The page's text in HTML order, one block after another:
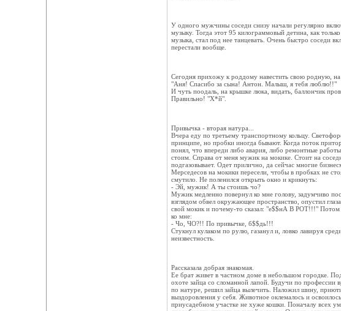
У одного мужчины соседи снизу начали регулярно
музыку. Тогда этот 95 килограммовый детина, как
музыка, стал под нее танцевать. Очень быстро соседи
перестали вообще.
Сегодня прихожу к роддому навестить свою родную,
"Аня! Спасибо за сына! Антон. Малыш, я тебя люблю!!"
И чуть поодаль, на крышке люка, видать, баллончик
Правильно! "Х*й".
Привычка - вторая натура...
Вчера еду по третьему транспортному кольцу.
принципе, но пробки иногда бывают. Когда поток
понял, что впереди либо авария, либо ремонтные
стоим. Справа от меня мужик на мокике. Стоит на
подгазовывает. Одет прилично, да сейчас многие
Мерседесов на мокики пересели, чтобы в пробках не
смутило. Не поленился открыть окно и крикнуть:
- Эй, мужик! А ты стоишь чо?
Мужик медленно повернул ко мне голову, задумчиво
взглядом обвел окружающее пространство, опустил
свой мокик и почему-то сказал: "е$$нА В РОТ!!!" Потом
ко мне:
- Чо, ЧО?!! По привычке, б$$дь!!!
Стукнул кулаком по рулю, газанул и, ловко лавируя
неизвестность.
Рассказала добрая знакомая.
Ее брат живет в частном доме в небольшом городке.
охоте зайца со сломанной лапой. Будучи по профессии
по натуре, решил зайца вылечить. Наложил шину,
выздоровления у себя. Животное оклемалось и
приусадебном участке не хуже кошки. Поначалу всех